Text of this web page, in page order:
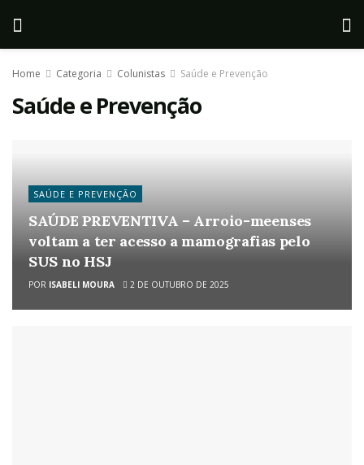
Home Categoria Colunistas Saúde e Prevenção
Saúde e Prevenção
SAÚDE E PREVENÇÃO
SAÚDE PREVENTIVA – Arroio-meenses
voltam a ter acesso a mamografias pelo
SUS no HSJ
POR ISABELI MOURA 2 DE OUTUBRO DE 2025